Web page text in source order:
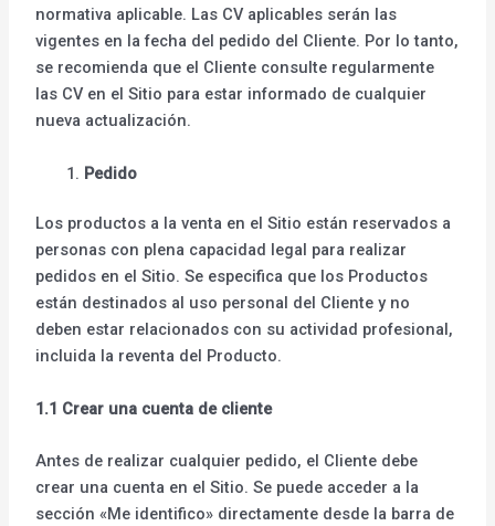
normativa aplicable. Las CV aplicables serán las
vigentes en la fecha del pedido del Cliente. Por lo tanto,
se recomienda que el Cliente consulte regularmente
las CV en el Sitio para estar informado de cualquier
nueva actualización.
Pedido
Los productos a la venta en el Sitio están reservados a
personas con plena capacidad legal para realizar
pedidos en el Sitio. Se especifica que los Productos
están destinados al uso personal del Cliente y no
deben estar relacionados con su actividad profesional,
incluida la reventa del Producto.
1.1 Crear una cuenta de cliente
Antes de realizar cualquier pedido, el Cliente debe
crear una cuenta en el Sitio. Se puede acceder a la
sección «Me identifico» directamente desde la barra de